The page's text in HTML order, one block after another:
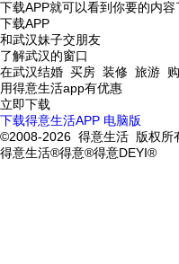
下载APP就可以看到你要的内容
下载APP
和武汉妹子交朋友
了解武汉的窗口
在武汉结婚 买房 装修 旅游
用得意生活app有优惠
立即下载
下载得意生活APP 电脑版
©2008-2026 得意生活 版权所
得意生活®得意®得意DEYI®